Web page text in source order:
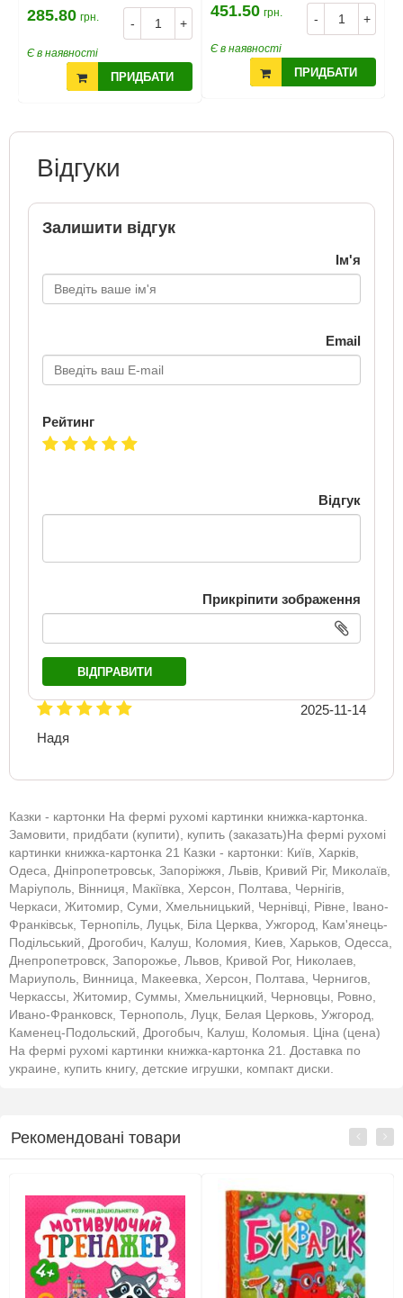
- +
285.80 грн.
Є в наявності
ПРИДБАТИ
- +
451.50 грн.
Є в наявності
ПРИДБАТИ
Відгуки
Залишити відгук
Ім'я
Email
Рейтинг
Відгук
Прикріпити зображення
ВІДПРАВИТИ
2025-11-14
Надя
Казки - картонки На фермі рухомі картинки книжка-картонка.
Замовити, придбати (купити), купить (заказать)На фермі рухомі
картинки книжка-картонка 21 Казки - картонки: Київ, Харків,
Одеса, Дніпропетровськ, Запоріжжя, Львів, Кривий Ріг, Миколаїв,
Маріуполь, Вінниця, Макіївка, Херсон, Полтава, Чернігів,
Черкаси, Житомир, Суми, Хмельницький, Чернівці, Рівне, Івано-
Франківськ, Тернопіль, Луцьк, Біла Церква, Ужгород, Кам'янець-
Подільський, Дрогобич, Калуш, Коломия, Киев, Харьков, Одесса,
Днепропетровск, Запорожье, Львов, Кривой Рог, Николаев,
Мариуполь, Винница, Макеевка, Херсон, Полтава, Чернигов,
Черкассы, Житомир, Суммы, Хмельницкий, Черновцы, Ровно,
Ивано-Франковск, Тернополь, Луцк, Белая Церковь, Ужгород,
Каменец-Подольский, Дрогобыч, Калуш, Коломыя. Ціна (цена)
На фермі рухомі картинки книжка-картонка 21. Доставка по
украине, купить книгу, детские игрушки, компакт диски.
Рекомендовані товари